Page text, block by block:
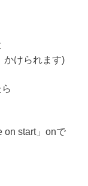
かけられます)
on start」onで